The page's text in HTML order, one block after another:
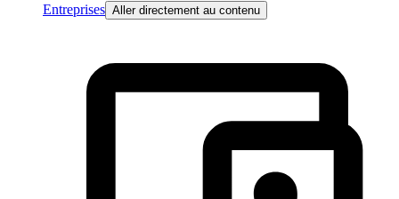
Entreprises Aller directement au contenu